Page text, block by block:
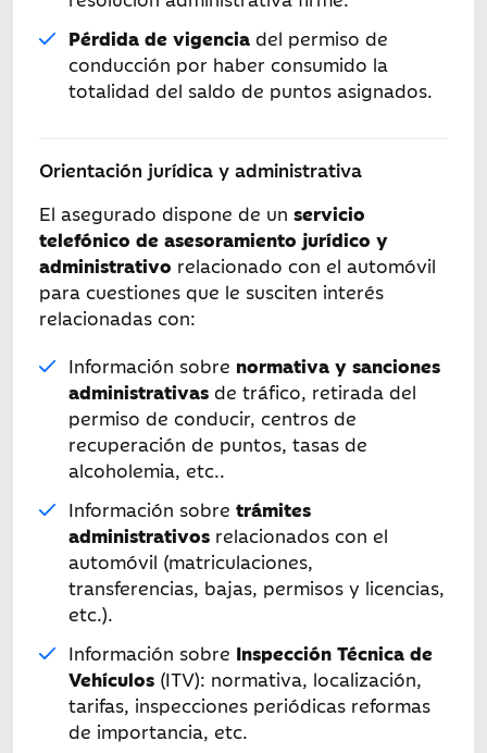
Pérdida de vigencia del permiso de
conducción por haber consumido la
totalidad del saldo de puntos asignados.
Orientación jurídica y administrativa
El asegurado dispone de un servicio
telefónico de asesoramiento jurídico y
administrativo relacionado con el automóvil
para cuestiones que le susciten interés
relacionadas con:
Información sobre normativa y sanciones
administrativas de tráfico, retirada del
permiso de conducir, centros de
recuperación de puntos, tasas de
alcoholemia, etc..
Información sobre trámites
administrativos relacionados con el
automóvil (matriculaciones,
transferencias, bajas, permisos y licencias,
etc.).
Información sobre Inspección Técnica de
Vehículos (ITV): normativa, localización,
tarifas, inspecciones periódicas reformas
de importancia, etc.